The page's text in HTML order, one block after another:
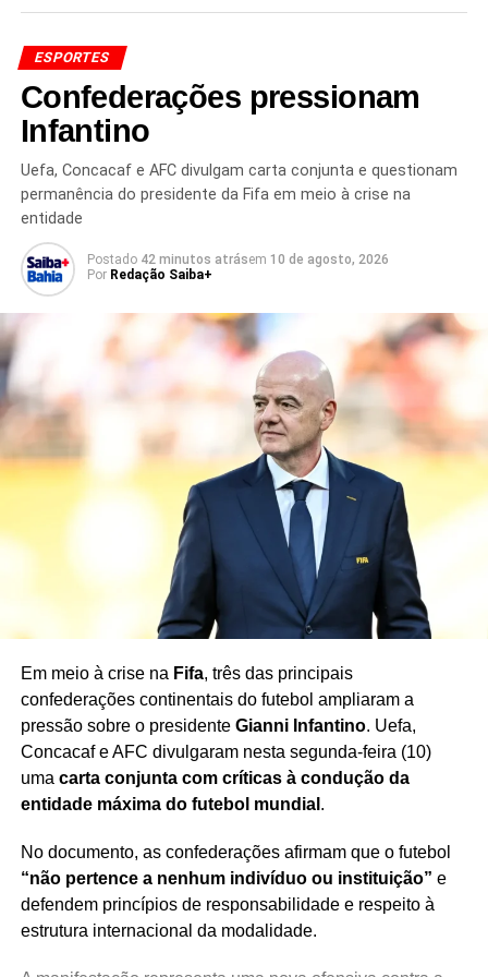
TÓPICOS RELACIONADOS
ANCELOTTI COLETIVA
BRASIL X NORUEGA
CAMPANHA DO BRASIL
CARLO ANCELOTTI
MUNDIAL DE FUTEBOL
NOTÍCIAS DA SELEÇÃO BRASILEIRA
NOVO CICLO DA SELEÇÃO
RENOVAÇÃO DA SELEÇÃO
SELEÇÃO BRASILEIRA
TÉCNICO CARLO ANCELOTTI
PRÓXIMO
Inglaterra vence o México e garante vaga nas
quartas
Brasil reforça defesa para duelo com a Noruega
ESPORTES
Confederações pressionam
Infantino
Uefa, Concacaf e AFC divulgam carta conjunta e questionam
permanência do presidente da Fifa em meio à crise na
entidade
Postado 42 minutos atrásem 10 de agosto, 2026
Por Redação Saiba+
Em meio à crise na Fifa, três das principais
confederações continentais do futebol ampliaram a
pressão sobre o presidente Gianni Infantino. Uefa,
Concacaf e AFC divulgaram nesta segunda-feira (10)
uma carta conjunta com críticas à condução da
entidade máxima do futebol mundial .
No documento, as confederações afirmam que o futebol
“não pertence a nenhum indivíduo ou instituição” e
defendem princípios de responsabilidade e respeito à
estrutura internacional da modalidade.